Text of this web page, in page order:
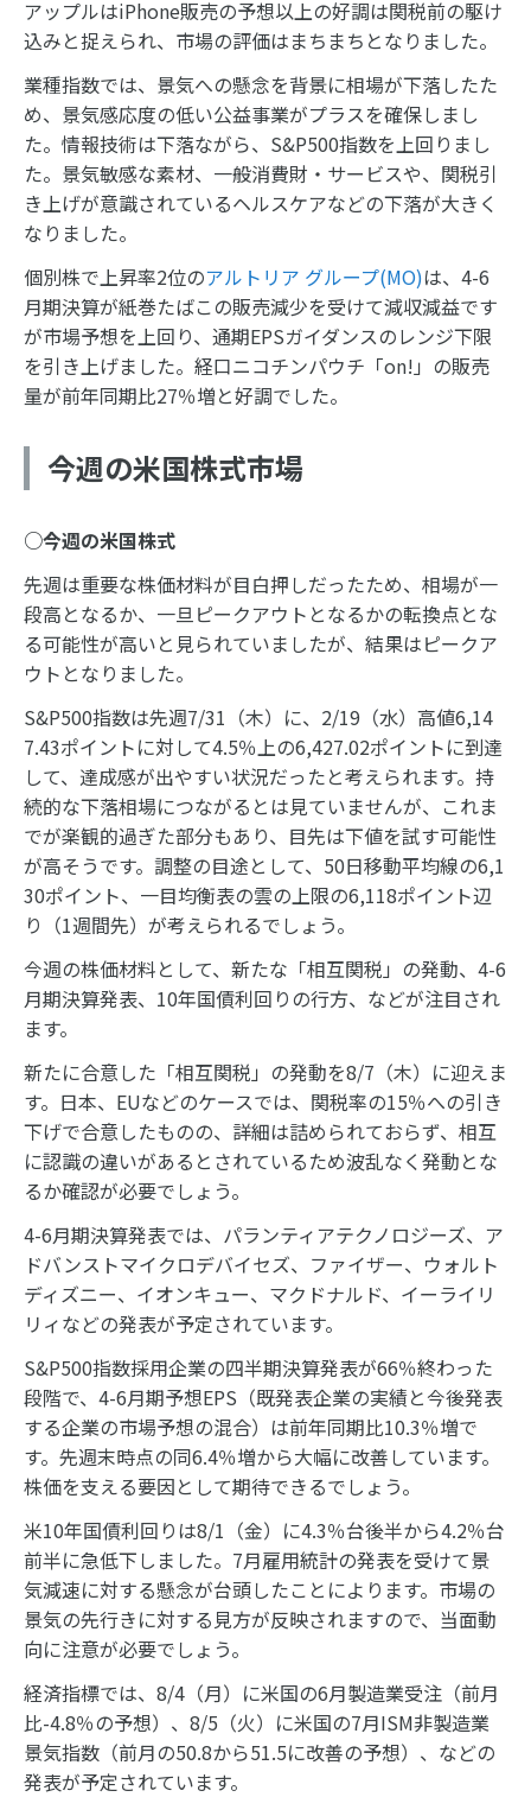
アップルはiPhone販売の予想以上の好調は関税前の駆け
込みと捉えられ、市場の評価はまちまちとなりました。
業種指数では、景気への懸念を背景に相場が下落したた
め、景気感応度の低い公益事業がプラスを確保しまし
た。情報技術は下落ながら、S&P500指数を上回りまし
た。景気敏感な素材、一般消費財・サービスや、関税引
き上げが意識されているヘルスケアなどの下落が大きく
なりました。
個別株で上昇率2位のアルトリア グループ(MO)は、4-6
月期決算が紙巻たばこの販売減少を受けて減収減益です
が市場予想を上回り、通期EPSガイダンスのレンジ下限
を引き上げました。経口ニコチンパウチ「on!」の販売
量が前年同期比27％増と好調でした。
今週の米国株式市場
○今週の米国株式
先週は重要な株価材料が目白押しだったため、相場が一
段高となるか、一旦ピークアウトとなるかの転換点とな
る可能性が高いと見られていましたが、結果はピークア
ウトとなりました。
S&P500指数は先週7/31（木）に、2/19（水）高値6,14
7.43ポイントに対して4.5％上の6,427.02ポイントに到達
して、達成感が出やすい状況だったと考えられます。持
続的な下落相場につながるとは見ていませんが、これま
でが楽観的過ぎた部分もあり、目先は下値を試す可能性
が高そうです。調整の目途として、50日移動平均線の6,1
30ポイント、一目均衡表の雲の上限の6,118ポイント辺
り（1週間先）が考えられるでしょう。
今週の株価材料として、新たな「相互関税」の発動、4-6
月期決算発表、10年国債利回りの行方、などが注目され
ます。
新たに合意した「相互関税」の発動を8/7（木）に迎えま
す。日本、EUなどのケースでは、関税率の15％への引き
下げで合意したものの、詳細は詰められておらず、相互
に認識の違いがあるとされているため波乱なく発動とな
るか確認が必要でしょう。
4-6月期決算発表では、パランティアテクノロジーズ、ア
ドバンストマイクロデバイセズ、ファイザー、ウォルト
ディズニー、イオンキュー、マクドナルド、イーライリ
リィなどの発表が予定されています。
S&P500指数採用企業の四半期決算発表が66％終わった
段階で、4-6月期予想EPS（既発表企業の実績と今後発表
する企業の市場予想の混合）は前年同期比10.3％増で
す。先週末時点の同6.4％増から大幅に改善しています。
株価を支える要因として期待できるでしょう。
米10年国債利回りは8/1（金）に4.3％台後半から4.2％台
前半に急低下しました。7月雇用統計の発表を受けて景
気減速に対する懸念が台頭したことによります。市場の
景気の先行きに対する見方が反映されますので、当面動
向に注意が必要でしょう。
経済指標では、8/4（月）に米国の6月製造業受注（前月
比-4.8％の予想）、8/5（火）に米国の7月ISM非製造業
景気指数（前月の50.8から51.5に改善の予想）、などの
発表が予定されています。